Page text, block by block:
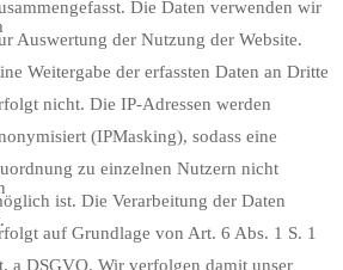
Die Daten verwenden wir
Auswertung der Nutzung der Website.
Weitergabe der erfassten Daten an Dritte
nicht. Die IP-Adressen werden
(IPMasking), sodass eine
zu einzelnen Nutzern nicht
ist. Die Verarbeitung der Daten
auf Grundlage von Art. 6 Abs. 1 S. 1
a DSGVO. Wir verfolgen damit unser